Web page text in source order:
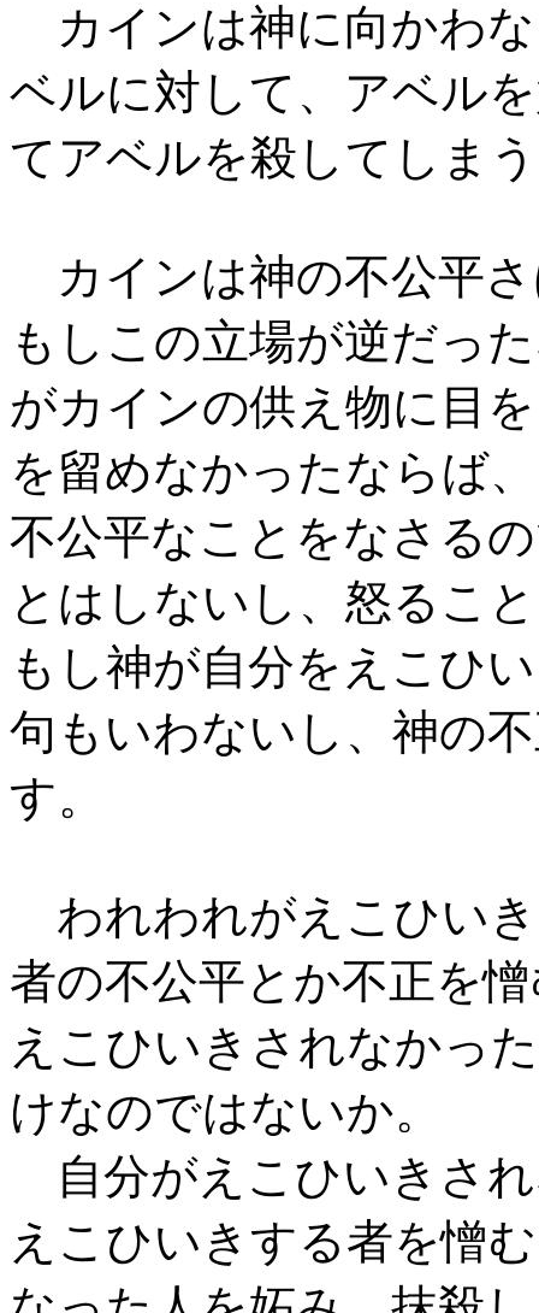
カインは神に向かわ
ベルに対して、アベル
てアベルを殺してしま
カインは神の不公平
もしこの立場が逆だっ
がカインの供え物に目
を留めなかったならば
不公平なことをなさる
とはしないし、怒るこ
もし神が自分をえこひ
句もいわないし、神の
す。
われわれがえこひい
者の不公平とか不正を
えこひいきされなかっ
けなのではないか。
自分がえこひいきさ
えこひいきする者を憎